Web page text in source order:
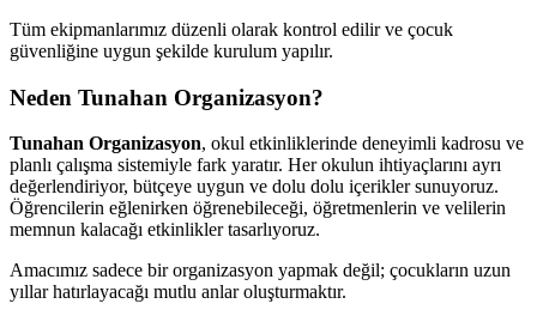
Tüm ekipmanlarımız düzenli olarak kontrol edilir ve çocuk
güvenliğine uygun şekilde kurulum yapılır.
Neden Tunahan Organizasyon?
Tunahan Organizasyon, okul etkinliklerinde deneyimli kadrosu ve
planlı çalışma sistemiyle fark yaratır. Her okulun ihtiyaçlarını ayrı
değerlendiriyor, bütçeye uygun ve dolu dolu içerikler sunuyoruz.
Öğrencilerin eğlenirken öğrenebileceği, öğretmenlerin ve velilerin
memnun kalacağı etkinlikler tasarlıyoruz.
Amacımız sadece bir organizasyon yapmak değil; çocukların uzun
yıllar hatırlayacağı mutlu anlar oluşturmaktır.